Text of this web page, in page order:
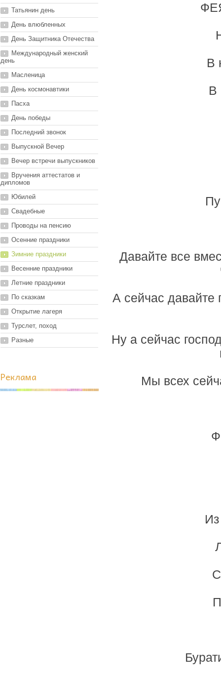
Татьянин день
День влюбленных
День Защитника Отечества
Международный женский
день
Масленица
День космонавтики
Пасха
День победы
Последний звонок
Выпускной Вечер
Вечер встречи выпускников
Вручения аттестатов и
дипломов
Юбилей
Свадебные
Проводы на пенсию
Осенние праздники
Зимние праздники
Весенние праздники
Летние праздники
По сказкам
Открытие лагеря
Турслет, поход
Разные
Реклама
В
В
Давайте все
А сейчас давайте
Ну а сейчас
Мы всех